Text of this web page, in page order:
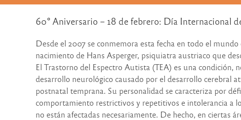
60° Aniversario – 18 de febrero: Día Internacional
Desde el 2007 se conmemora esta fecha en todo el
nacimiento de Hans Asperger, psiquiatra austriaco que
El Trastorno del Espectro Autista (TEA) es una condición,
desarrollo neurológico causado por el desarrollo cerebral
postnatal temprana. Su personalidad se caracteriza por
comportamiento restrictivos y repetitivos e intolerancia a
no están afectadas necesariamente. De hecho, en ciertas